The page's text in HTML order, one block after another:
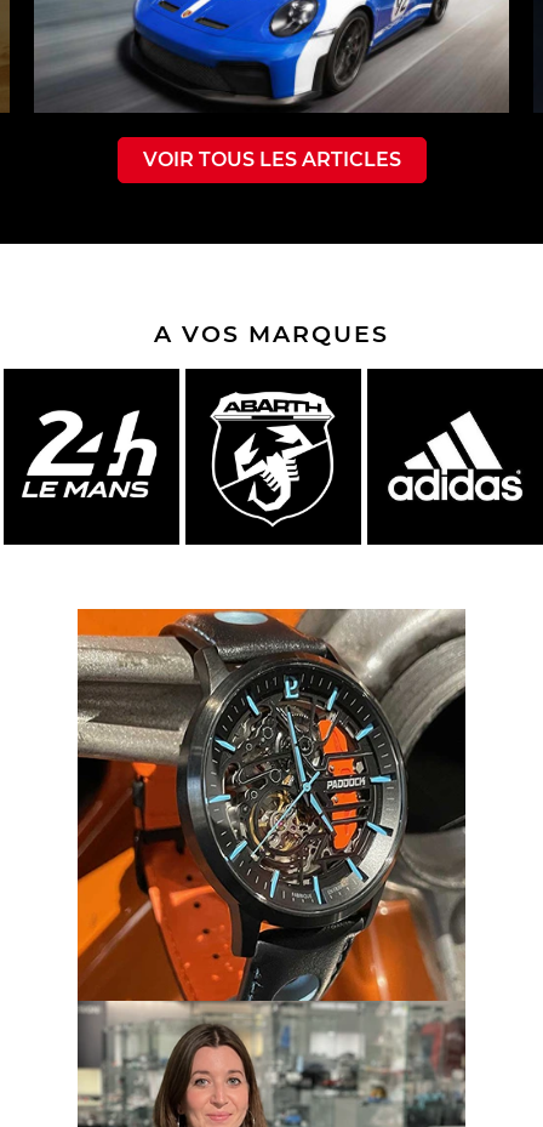
VOIR TOUS LES ARTICLES
A VOS MARQUES